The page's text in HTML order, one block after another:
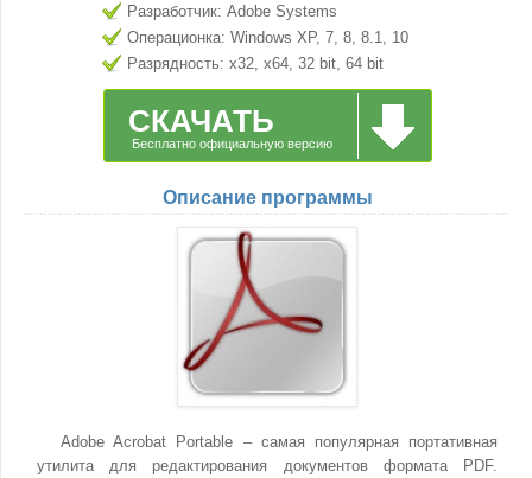
Разработчик: Adobe Systems
Операционка: Windows XP, 7, 8, 8.1, 10
Разрядность: x32, x64, 32 bit, 64 bit
СКАЧАТЬ
Бесплатно официальную версию
Описание программы
Adobe Acrobat Portable – самая популярная портативная
утилита для редактирования документов формата PDF.